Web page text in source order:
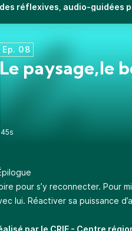
réflexives, audio-guidées
Ep. 08
Le paysage,le
pour s’y reconnecter. Pour
lui. Réactiver sa puissance
par le CRIE - Centre